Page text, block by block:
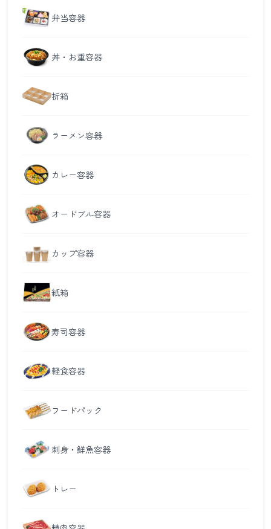
弁当容器
丼・お重容器
折箱
ラーメン容器
カレー容器
オードブル容器
カップ容器
紙箱
寿司容器
軽食容器
フードパック
刺身・鮮魚容器
トレー